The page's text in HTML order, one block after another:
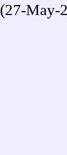
(27-May-